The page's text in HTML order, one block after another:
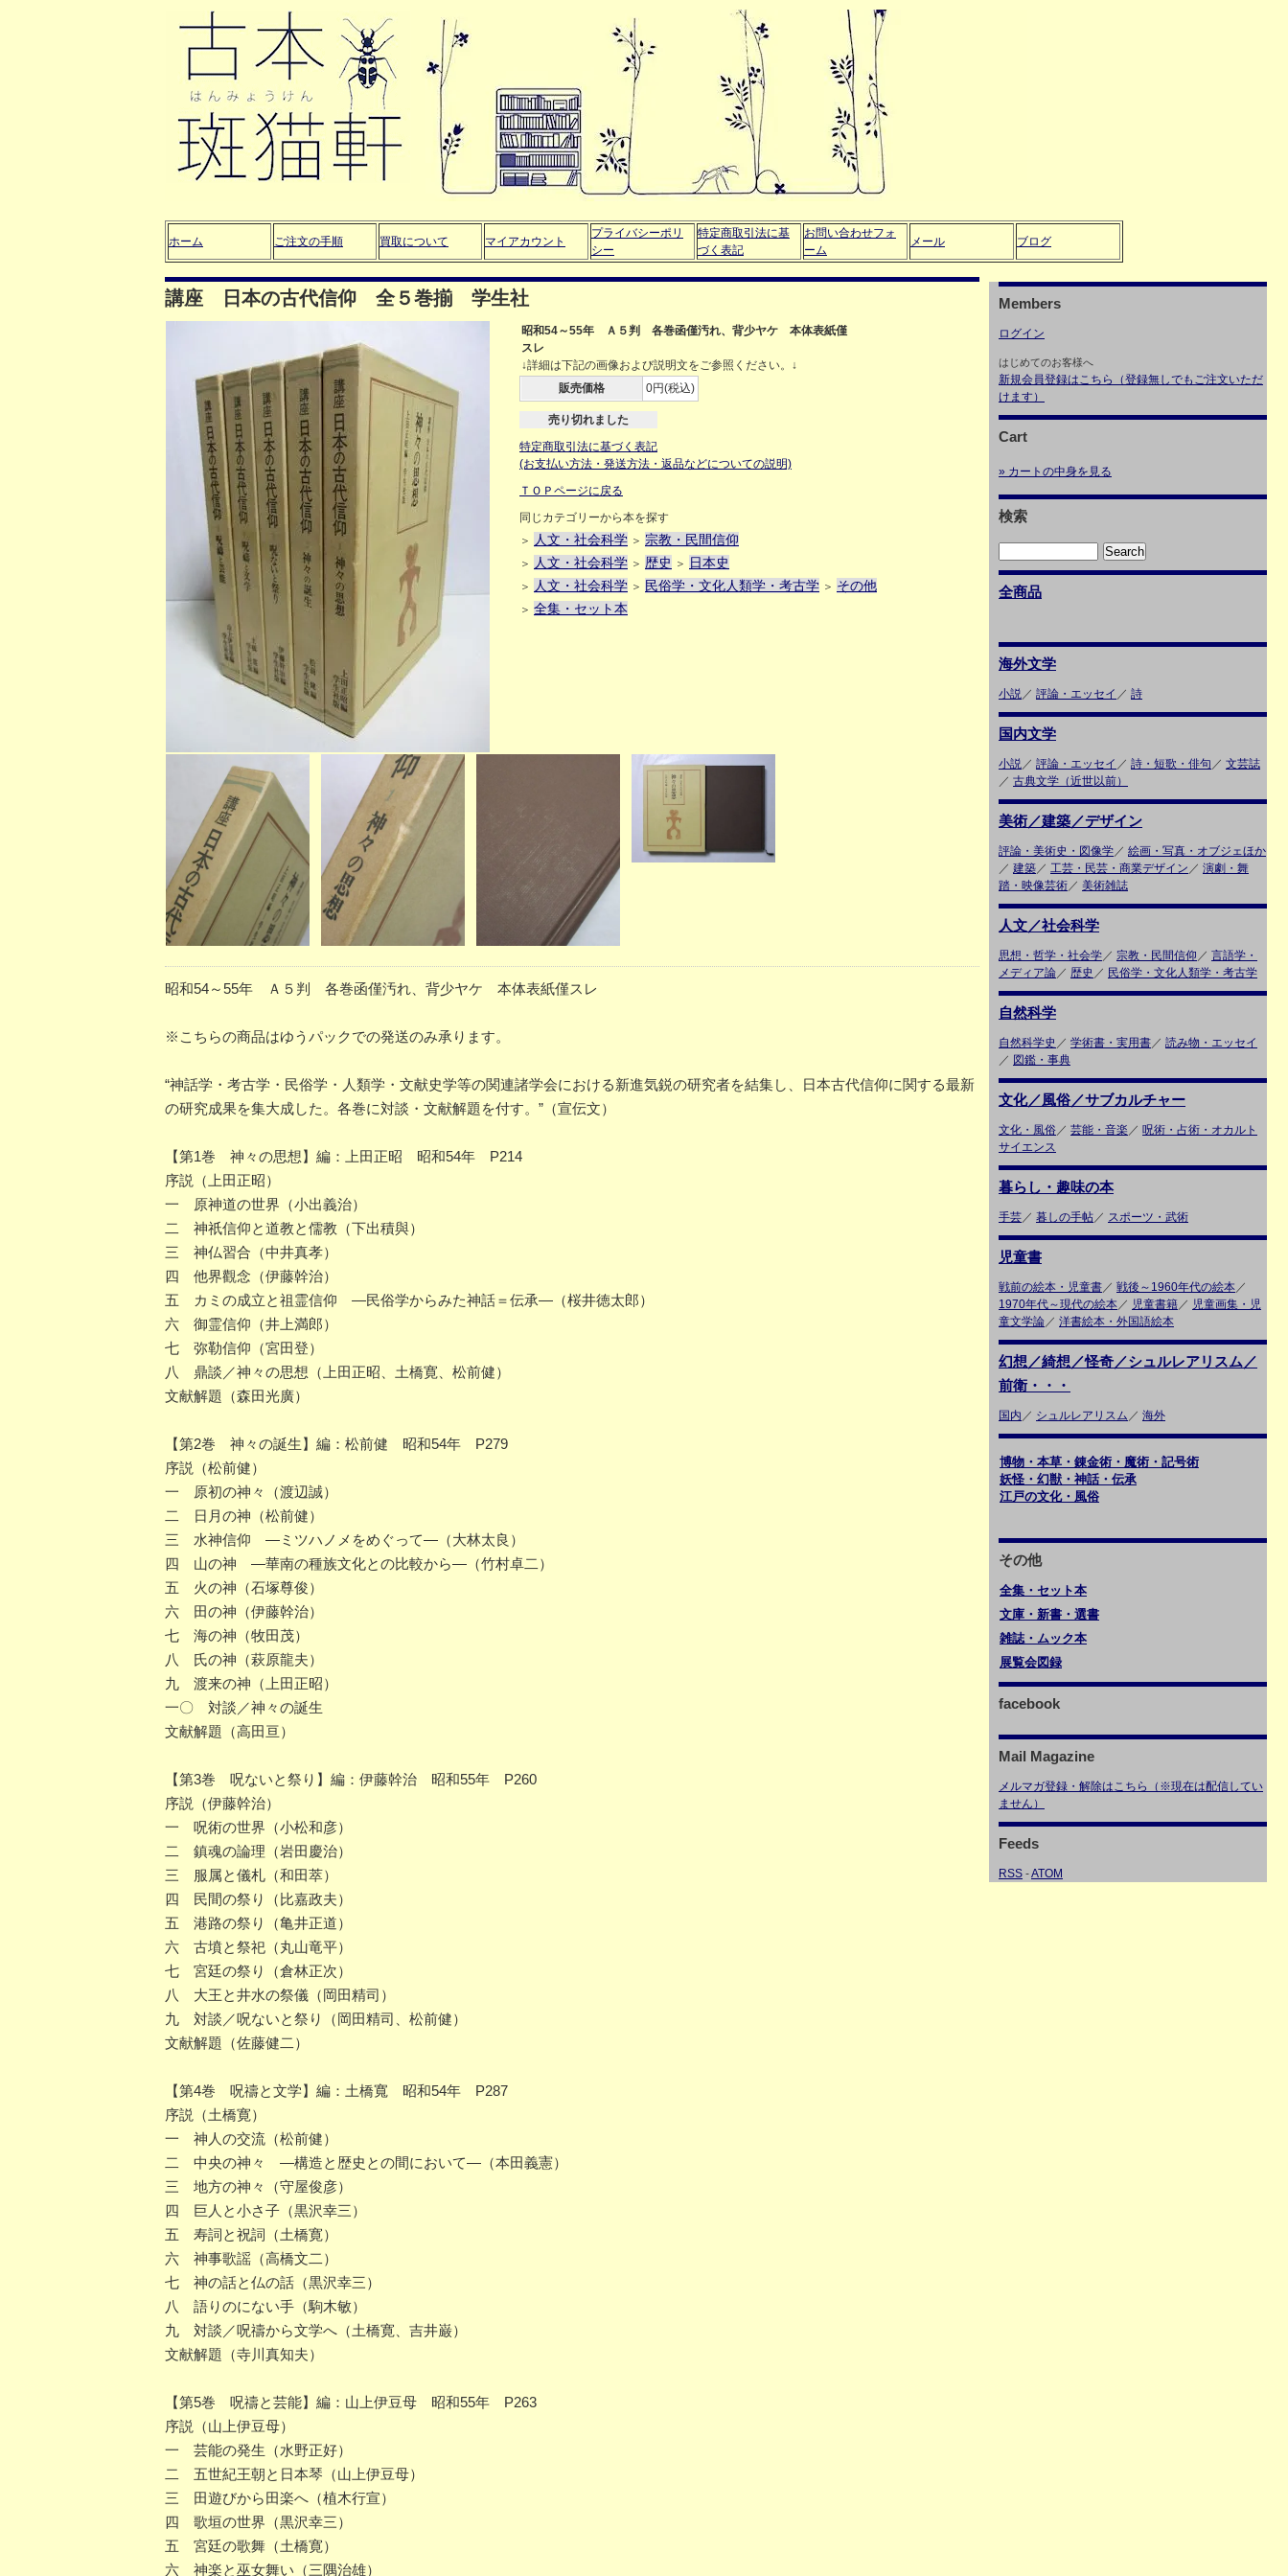
ホーム ご注文の手順 買取について マイアカウント
プライバシーポリ
シー
特定商取引法に基
づく表記
お問い合わせフォ
ーム
メール ブログ
講座 日本の古代信仰 全５巻揃 学生社
昭和54～55年 Ａ５判 各巻函僅汚れ、背少ヤケ 本体表紙僅
スレ
↓詳細は下記の画像および説明文をご参照ください。↓
販売価格
0円(税込)
売り切れました
特定商取引法に基づく表記
(お支払い方法・発送方法・返品などについての説明)
ＴＯＰページに戻る
同じカテゴリーから本を探す
＞
人文・社会科学 ＞ 宗教・民間信仰
＞ 人文・社会科学 ＞ 歴史 ＞ 日本史
＞ 人文・社会科学 ＞ 民俗学・文化人類学・考古学 ＞ その他
＞ 全集・セット本
昭和54～55年 Ａ５判 各巻函僅汚れ、背少ヤケ 本体表紙僅スレ
※こちらの商品はゆうパックでの発送のみ承ります。
“神話学・考古学・民俗学・人類学・文献史学等の関連諸学会における新進気鋭の研究者を結集し、日本古代信仰に関する最新
の研究成果を集大成した。各巻に対談・文献解題を付す。”（宣伝文）
【第1巻 神々の思想】編：上田正昭 昭和54年 P214
序説（上田正昭）
一 原神道の世界（小出義治）
二 神祇信仰と道教と儒教（下出積與）
三 神仏習合（中井真孝）
四 他界觀念（伊藤幹治）
五 カミの成立と祖霊信仰 ―民俗学からみた神話＝伝承―（桜井徳太郎）
六 御霊信仰（井上満郎）
七 弥勒信仰（宮田登）
八 鼎談／神々の思想（上田正昭、土橋寛、松前健）
文献解題（森田光廣）
【第2巻 神々の誕生】編：松前健 昭和54年 P279
序説（松前健）
一 原初の神々（渡辺誠）
二 日月の神（松前健）
三 水神信仰 ―ミツハノメをめぐって―（大林太良）
四 山の神 ―華南の種族文化との比較から―（竹村卓二）
五 火の神（石塚尊俊）
六 田の神（伊藤幹治）
七 海の神（牧田茂）
八 氏の神（萩原龍夫）
九 渡来の神（上田正昭）
一〇 対談／神々の誕生
文献解題（高田亘）
【第3巻 呪ないと祭り】編：伊藤幹治 昭和55年 P260
序説（伊藤幹治）
一 呪術の世界（小松和彦）
二 鎮魂の論理（岩田慶治）
三 服属と儀札（和田萃）
四 民間の祭り（比嘉政夫）
五 港路の祭り（亀井正道）
六 古墳と祭祀（丸山竜平）
七 宮廷の祭り（倉林正次）
八 大王と井水の祭儀（岡田精司）
九 対談／呪ないと祭り（岡田精司、松前健）
文献解題（佐藤健二）
【第4巻 呪禱と文学】編：土橋寬 昭和54年 P287
序説（土橋寛）
一 神人の交流（松前健）
二 中央の神々 ―構造と歴史との間において―（本田義憲）
三 地方の神々（守屋俊彦）
四 巨人と小さ子（黒沢幸三）
五 寿詞と祝詞（土橋寛）
六 神事歌謡（高橋文二）
七 神の話と仏の話（黒沢幸三）
八 語りのにない手（駒木敏）
九 対談／呪禱から文学へ（土橋寛、吉井巌）
文献解題（寺川真知夫）
【第5巻 呪禱と芸能】編：山上伊豆母 昭和55年 P263
序説（山上伊豆母）
一 芸能の発生（水野正好）
二 五世紀王朝と日本琴（山上伊豆母）
三 田遊びから田楽へ（植木行宣）
四 歌垣の世界（黒沢幸三）
五 宮廷の歌舞（土橋寛）
六 神楽と巫女舞い（三隅治雄）
Members
ログイン
はじめてのお客様へ
新規会員登録はこちら（登録無しでもご注文いただ
けます）
Cart
» カートの中身を見る
検索
全商品
海外文学
小説／ 評論・エッセイ ／ 詩
国内文学
小説／ 評論・エッセイ ／ 詩・短歌・俳句 ／ 文芸誌
／ 古典文学（近世以前）
美術／建築／デザイン
評論・美術史・図像学／ 絵画・写真・オブジェほか
／ 建築／ 工芸・民芸・商業デザイン ／ 演劇・舞
踏・映像芸術／ 美術雑誌
人文／社会科学
思想・哲学・社会学／ 宗教・民間信仰 ／ 言語学・
メディア論／ 歴史 ／ 民俗学・文化人類学・考古学
自然科学
自然科学史 ／ 学術書・実用書／ 読み物・エッセイ
／ 図鑑・事典
文化／風俗／サブカルチャー
文化・風俗／ 芸能・音楽 ／ 呪術・占術・オカルト
サイエンス
暮らし・趣味の本
手芸／ 暮しの手帖／ スポーツ・武術
児童書
戦前の絵本・児童書／ 戦後～1960年代の絵本／
1970年代～現代の絵本／ 児童書籍／ 児童画集・児
童文学論／ 洋書絵本・外国語絵本
幻想／綺想／怪奇／シュルレアリスム／
前衛・・・
国内 ／ シュルレアリスム ／ 海外
博物・本草・錬金術・魔術・記号術
妖怪・幻獣・神話・伝承
江戸の文化・風俗
その他
全集・セット本
文庫・新書・選書
雑誌・ムック本
展覧会図録
facebook
Mail Magazine
メルマガ登録・解除はこちら（※現在は配信してい
ません）
Feeds
RSS -ATOM